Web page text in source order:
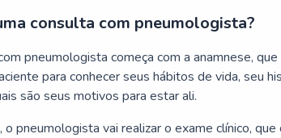
consulta com pneumologista?
pneumologista começa com a anamnese,
para conhecer seus hábitos de vida, seu
são seus motivos para estar ali.
o pneumologista vai realizar o exame clínico,